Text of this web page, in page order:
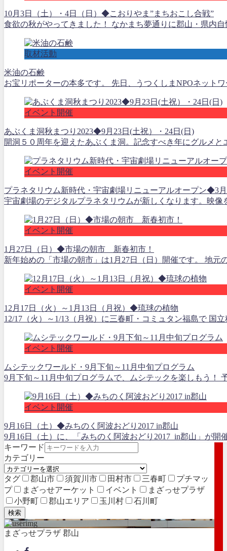
10月3日（土）・4日（日）◆こおりやま”まちおこし合戦”
食欲の秋がやってきました！ なかまち夢通りに郡山・県内
取材活動
米油の石鹸
お宝リポーターの本多です。 先日、うつくしまNPOネット
イベント開催
あぶくま洞秋まつり2023◆9月23日(土祝）・24日(日)
開洞５０周年を迎えたあぶくま洞。記念すべき年にグルメ
イベント開催
プラネタリウム新時代・宇宙劇場リニューアルオープン◆3
宇宙劇場のデジタルプラネタリウムが新しくなります。映
イベント開催
1月27日（日）◆市場の朝市 新春初市！
新年始めの「市場の朝市」は1月27日（日）開催です。 地
イベント開催
12月17日（火）～1月13日（月祝）◆琉球の植物
12/17（火）～1/13（月祝）に三春町・コミュタン福島で 国
イベント開催
ムシテックワールド・9月下旬～11月中旬プログラム
9月下旬～11月中旬プログラムで、ムシテックを楽しもう！
イベント開催
9月16日（土）◆みちのく阿波おどり2017 in郡山
9月16日（土）に、「みちのく阿波おどり2017 in郡山」が
キーワード
カテゴリー
タグ 郡山市 須賀川市 田村市 三春町
プチマッ
プ
まざっせアーケット イベント
まざっせプラザ
小野町
郡山エリア 玉川村 石川町
検索
まざっせプラザ 郡山